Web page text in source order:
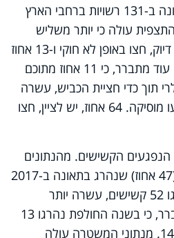
העמותה היו פרוסים לאחרונה ב-131 רשויות ברחבי הארץ
רגל. מהתצפית עולה כי יותר משליש
הולכי הרגל, 36 אחוז ליתר דיוק, חצו באופן לא חוקי ו-13 אחוז
לא חצו כלל במעבר חציה. עוד מתברר, כי 11 אחוז מתוכם
תוך כדי חציית הכביש, עשרה
אחוז הביטו בטלפון או שמעו מוסיקה. 64 אחוז, יש לציין, חצו
הקשישים. מהנתונים
עולה כי כל הולך רגל שני (47 אחוז) שנהרג בתאונה ב-2017
היה קשיש, ובסך הכל נהרגו 52 קשישים, עשרה יותר
מהשנה הקודמת. עוד מתברר, כי בשנה החולפת נהרגו 13
ילדים, כהולכי רגל, עד גיל 14. מנתוני המשטרה עולה